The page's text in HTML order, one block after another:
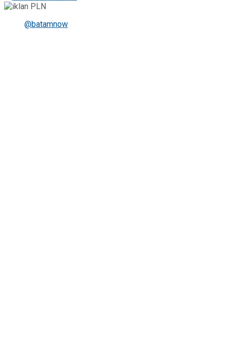
@batamnow